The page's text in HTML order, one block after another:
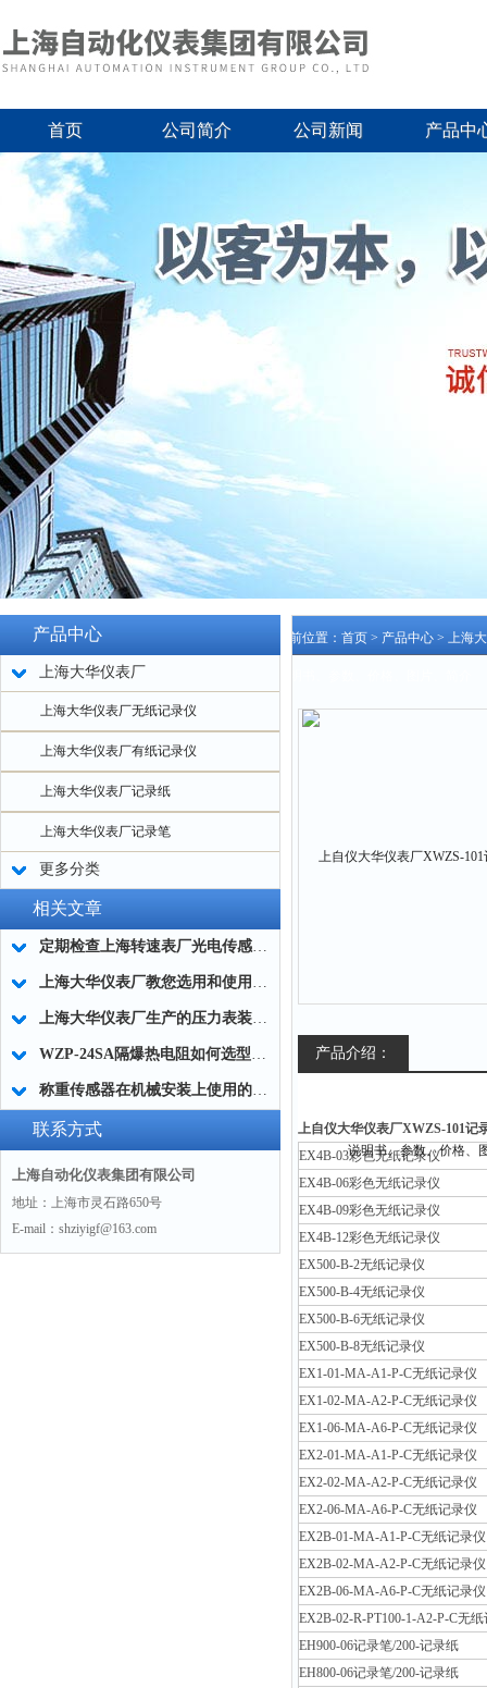
首页 公司简介 公司新闻 产品中
产品中心
上海大华仪表厂
上海大华仪表厂无纸记录仪
上海大华仪表厂有纸记录仪
上海大华仪表厂记录纸
上海大华仪表厂记录笔
更多分类
相关文章
定期检查上海转速表厂光电传感器的必要性
上海大华仪表厂教您选用和使用高温熔体压力传感器
上海大华仪表厂生产的压力表装设要求
WZP-24SA隔爆热电阻如何选型及技术参数
称重传感器在机械安装上使用的注意事项
联系方式
上海自动化仪表集团有限公司
地址：上海市灵石路650号
E-mail：shziyigf@163.com
当前位置： 首页 > 产品中心 > 上海
产品介绍：
上自仪大华仪表厂XWZS-101记
EX4B-03彩色无纸记录仪
EX4B-06彩色无纸记录仪
EX4B-09彩色无纸记录仪
EX4B-12彩色无纸记录仪
EX500-B-2无纸记录仪
EX500-B-4无纸记录仪
EX500-B-6无纸记录仪
EX500-B-8无纸记录仪
EX1-01-MA-A1-P-C无纸记录仪
EX1-02-MA-A2-P-C无纸记录仪
EX1-06-MA-A6-P-C无纸记录仪
EX2-01-MA-A1-P-C无纸记录仪
EX2-02-MA-A2-P-C无纸记录仪
EX2-06-MA-A6-P-C无纸记录仪
EX2B-01-MA-A1-P-C无纸记录仪
EX2B-02-MA-A2-P-C无纸记录仪
EX2B-06-MA-A6-P-C无纸记录仪
EX2B-02-R-PT100-1-A2-P-C无
EH900-06记录笔/200-记录纸
EH800-06记录笔/200-记录纸